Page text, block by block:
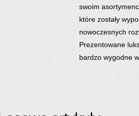
swoim
które zostały
nowoczesnych
Prezentowane
bardzo wygodne